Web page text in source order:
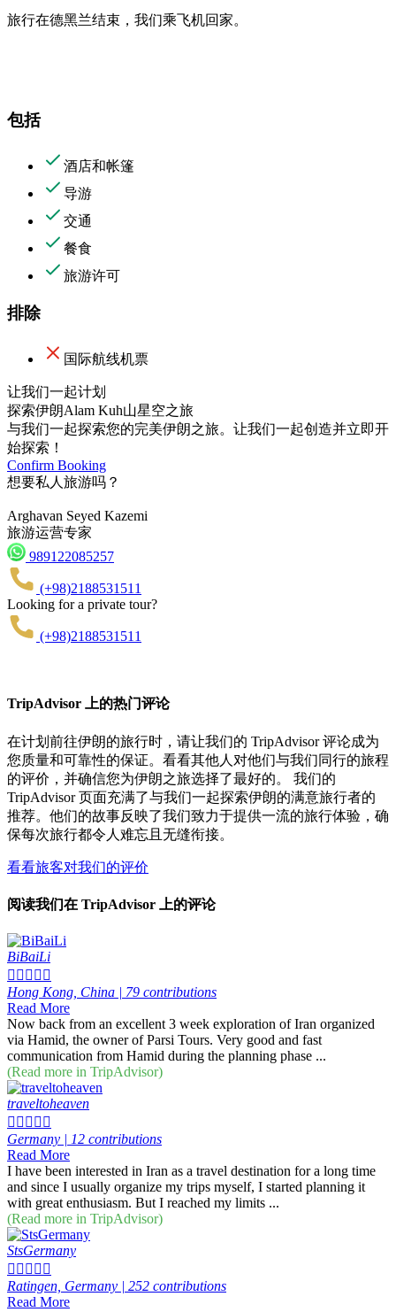
旅行在德黑兰结束，我们乘飞机回家。
包括
酒店和帐篷
导游
交通
餐食
旅游许可
排除
国际航线机票
让我们一起计划
探索伊朗Alam Kuh山星空之旅
与我们一起探索您的完美伊朗之旅。让我们一起创造并立即开
始探索！
Confirm Booking
想要私人旅游吗？
Arghavan Seyed Kazemi
旅游运营专家
989122085257
(+98)2188531511
Looking for a private tour?
(+98)2188531511
TripAdvisor 上的热门评论
在计划前往伊朗的旅行时，请让我们的 TripAdvisor 评论成为
您质量和可靠性的保证。看看其他人对他们与我们同行的旅程
的评价，并确信您为伊朗之旅选择了最好的。 我们的
TripAdvisor 页面充满了与我们一起探索伊朗的满意旅行者的
推荐。他们的故事反映了我们致力于提供一流的旅行体验，确
保每次旅行都令人难忘且无缝衔接。
看看旅客对我们的评价
阅读我们在 TripAdvisor 上的评论
BiBaiLi
    
Hong Kong, China | 79 contributions
Read More
Now back from an excellent 3 week exploration of Iran organized
via Hamid, the owner of Parsi Tours. Very good and fast
communication from Hamid during the planning phase ...
(Read more in TripAdvisor)
traveltoheaven
    
Germany | 12 contributions
Read More
I have been interested in Iran as a travel destination for a long time
and since I usually organize my trips myself, I started planning it
with great enthusiasm. But I reached my limits ...
(Read more in TripAdvisor)
StsGermany
    
Ratingen, Germany | 252 contributions
Read More